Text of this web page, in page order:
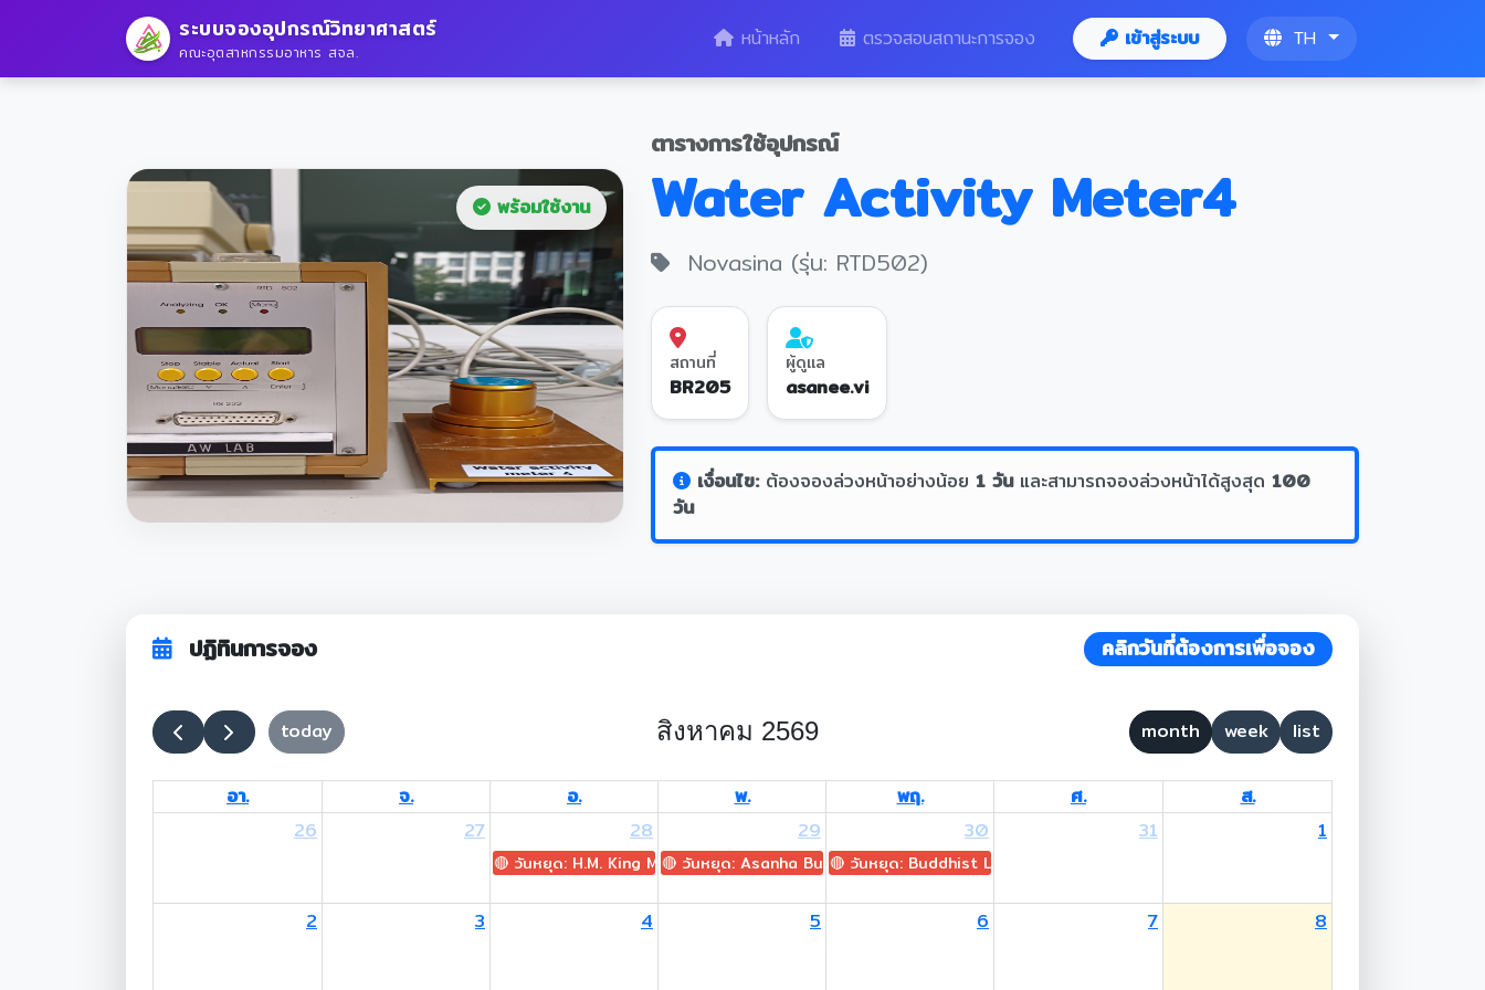
ระบบจองอุปกรณ์วิทยาศาสตร์
คณะอุตสาหกรรมอาหาร สจล.
หน้าหลัก ตรวจสอบสถานะการจอง เข้าสู่ระบบ TH
พร้อมใช้งาน
ตารางการใช้อุปกรณ์
Water Activity Meter4
Novasina (รุ่น: RTD502)
สถานที่
BR205
ผู้ดูแล
asanee.vi
เงื่อนไข:ต้องจองล่วงหน้าอย่างน้อย 1 วันและสามารถจองล่วงหน้าได้สูงสุด 100
วัน
ปฏิทินการจอง คลิกวันที่ต้องการเพื่อจอง
today สิงหาคม 2569 month week list
อา. จ. อ. พ. พฤ. ศ.
ส.
26
27 28
🔴 วันหยุด: H.M. King Maha Vajiralongkorn's Birthday
29
🔴 วันหยุด: Asanha Bucha Day
30
🔴 วันหยุด: Buddhist Lent Day
31 1
2 3 4 5 6 7 8